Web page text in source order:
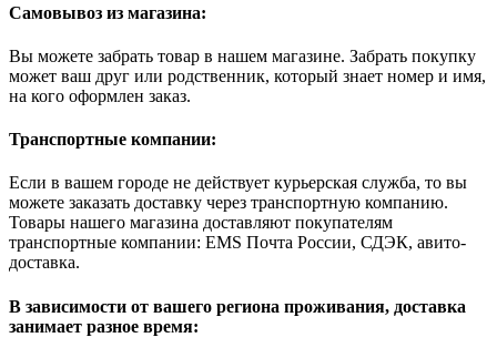
Самовывоз из магазина:
Вы можете забрать товар в нашем магазине. Забрать покупку
может ваш друг или родственник, который знает номер и имя,
на кого оформлен заказ.
Транспортные компании:
Если в вашем городе не действует курьерская служба, то вы
можете заказать доставку через транспортную компанию.
Товары нашего магазина доставляют покупателям
транспортные компании: EMS Почта России, СДЭК, авито-
доставка.
В зависимости от вашего региона проживания, доставка
занимает разное время: